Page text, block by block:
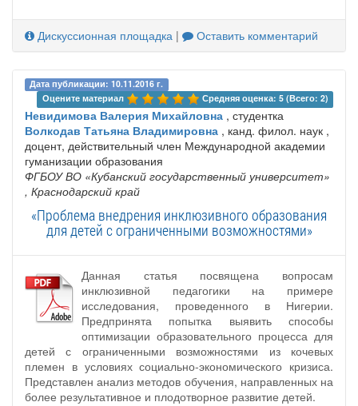
Дискуссионная площадка | Оставить комментарий
Дата публикации: 10.11.2016 г.
Оцените материал
Средняя оценка: 5 (Всего: 2)
Невидимова Валерия Михайловна , студентка
Волкодав Татьяна Владимировна , канд. филол. наук ,
доцент, действительный член Международной академии
гуманизации образования
ФГБОУ ВО «Кубанский государственный университет»
, Краснодарский край
«Проблема внедрения инклюзивного образования
для детей с ограниченными возможностями»
Данная статья посвящена вопросам
инклюзивной педагогики на примере
исследования, проведенного в Нигерии.
Предпринята попытка выявить способы
оптимизации образовательного процесса для
детей с ограниченными возможностями из кочевых
племен в условиях социально-экономического кризиса.
Представлен анализ методов обучения, направленных на
более результативное и плодотворное развитие детей.